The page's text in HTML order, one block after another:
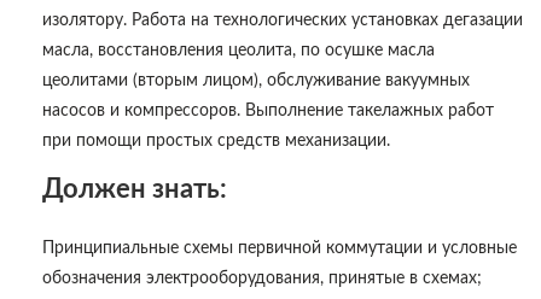
изолятору. Работа на технологических установках дегазации
масла, восстановления цеолита, по осушке масла
цеолитами (вторым лицом), обслуживание вакуумных
насосов и компрессоров. Выполнение такелажных работ
при помощи простых средств механизации.
Должен знать:
Принципиальные схемы первичной коммутации и условные
обозначения электрооборудования, принятые в схемах;